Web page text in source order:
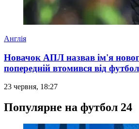
Англія
Новачок АПЛ назвав ім'я
попередній втомився від
23 червня, 18:27
Популярне на футбол 24